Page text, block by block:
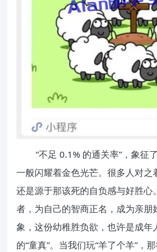
“不足 0.1% 的通关率”，象征
一般闪耀着金色光芒。很多人对之
还是源于那该死的自负感与好胜心
者，为自己的智商正名，成为亲朋
象，这份幼稚胜负欲，也许是成年
的“童真”。当我们玩“羊了个羊”，